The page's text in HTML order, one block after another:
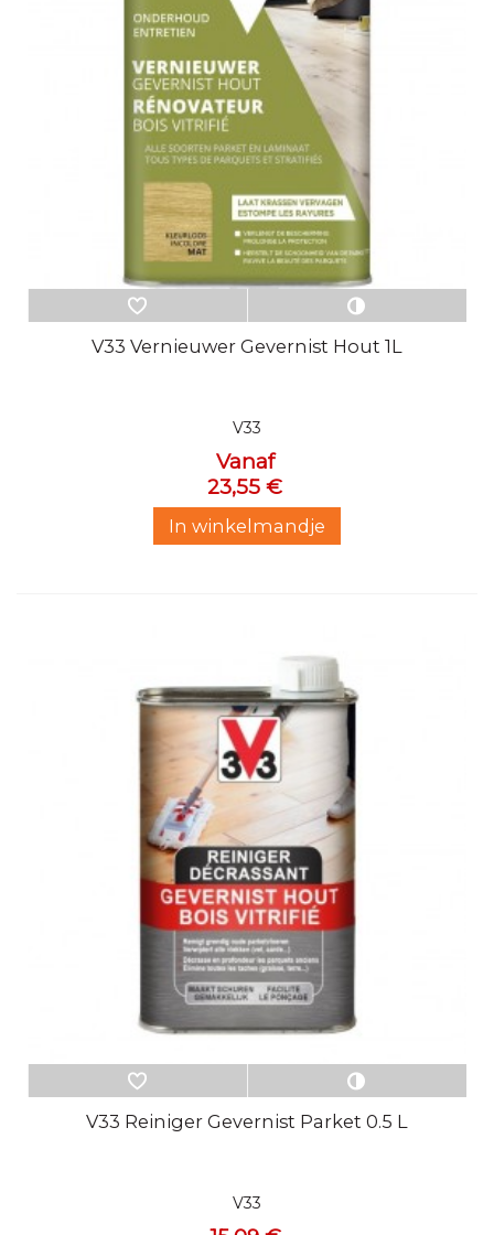
V33 Vernieuwer Gevernist Hout 1L
V33
Vanaf
23,55 €
In winkelmandje
V33 Reiniger Gevernist Parket 0.5 L
V33